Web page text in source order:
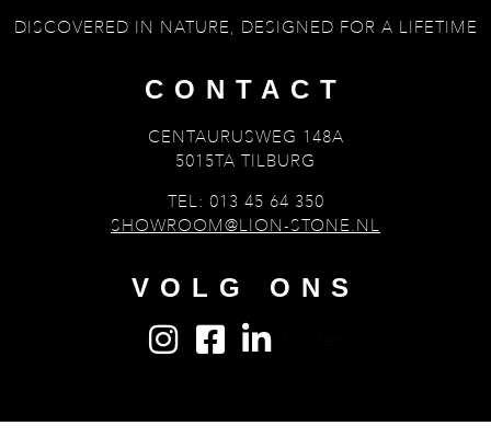
DISCOVERED IN NATURE, DESIGNED FOR A LIFETIME
CONTACT
CENTAURUSWEG 148A
5015TA TILBURG
TEL: 013 45 64 350
SHOWROOM@LION-STONE.NL
VOLG ONS